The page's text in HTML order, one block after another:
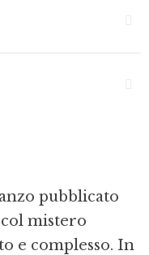
pubblicato
mistero
e complesso. In